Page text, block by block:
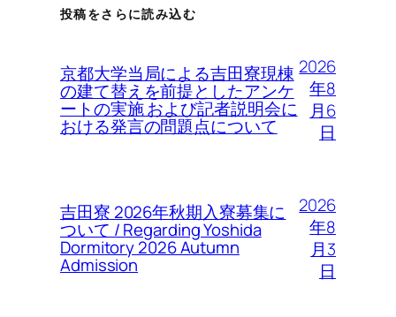
投稿をさらに読み込む
京都大学当局による吉田寮現棟
の建て替えを前提としたアンケ
ートの実施 および記者説明会に
おける発言の問題点について
2026
年8
月6
日
吉田寮 2026年秋期入寮募集に
ついて / Regarding Yoshida
Dormitory 2026 Autumn
Admission
2026
年8
月3
日